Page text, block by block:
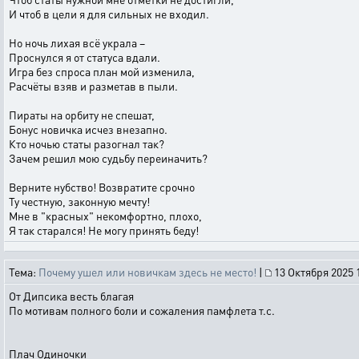
И чтоб в цели я для сильных не входил.
Но ночь лихая всё украла –
Проснулся я от статуса вдали.
Игра без спроса план мой изменила,
Расчёты взяв и разметав в пыли.
Пираты на орбиту не спешат,
Бонус новичка исчез внезапно.
Кто ночью статы разогнал так?
Зачем решил мою судьбу переиначить?
Верните нубство! Возвратите срочно
Ту честную, законную мечту!
Мне в "красных" некомфортно, плохо,
Я так старался! Не могу принять беду!
Тема: Почему ушел или новичкам здесь не место! | 13 Октября 2025
От Дипсика весть благая
По мотивам полного боли и сожаления памфлета т.с.
Плач Одиночки